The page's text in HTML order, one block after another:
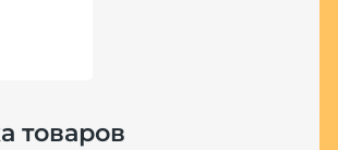
товаров